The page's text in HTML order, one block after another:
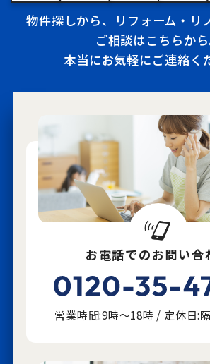
物件探しから、リフォーム・リ
ご相談はこちらから
本当にお気軽にご連絡く
お電話でのお問い合
営業時間:9時～18時 / 定休日: